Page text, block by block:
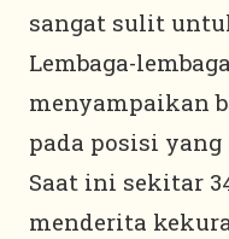
sangat sulit
Lembaga-
menyampaikan
pada posisi
Saat ini sekitar
menderita